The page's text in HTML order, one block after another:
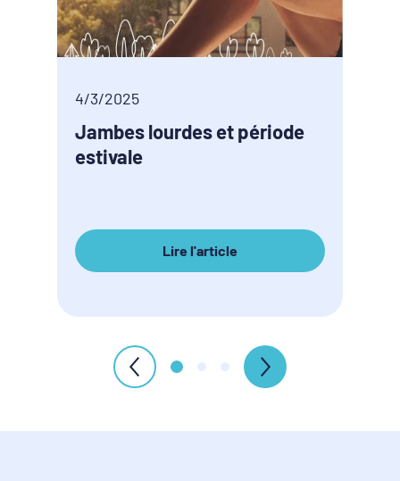
4/3/2025
Jambes lourdes et période
estivale
Lire l'article